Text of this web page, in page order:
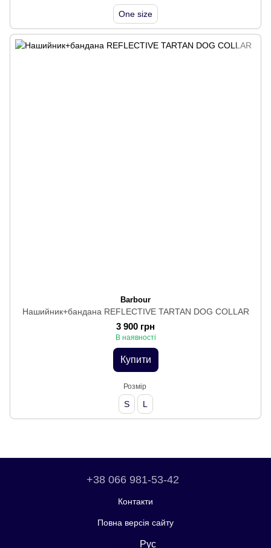
One size
Barbour
Нашийник+бандана REFLECTIVE TARTAN DOG COLLAR
3 900 грн
В наявності
Купити
Розмір
S L
+38 066 981-53-42
Контакти
Повна версія сайту
Рус